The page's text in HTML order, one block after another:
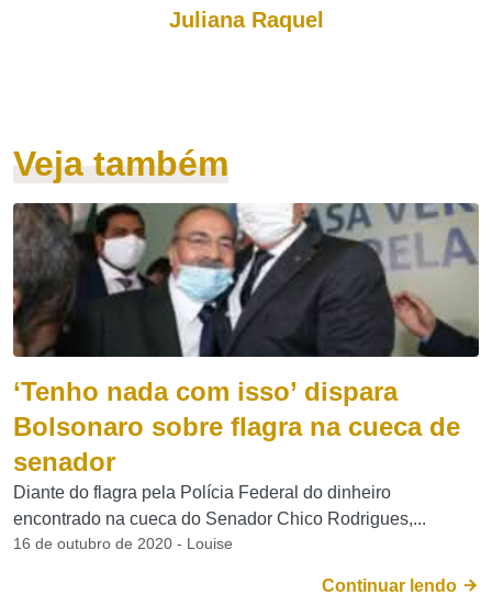
Juliana Raquel
Veja também
‘Tenho nada com isso’ dispara
Bolsonaro sobre flagra na cueca de
senador
Diante do flagra pela Polícia Federal do dinheiro
encontrado na cueca do Senador Chico Rodrigues,...
16 de outubro de 2020 - Louise
Continuar lendo